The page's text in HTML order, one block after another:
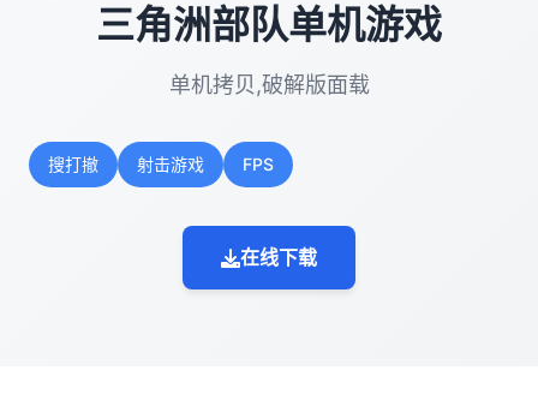
三角洲部队单机游戏
单机拷贝,破解版面载
搜打撤 射击游戏 FPS
在线下载